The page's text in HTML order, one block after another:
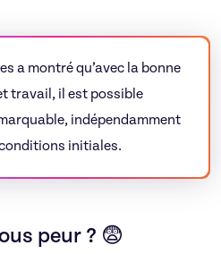
a montré qu’avec la bonne
travail, il est possible
indépendamment
initiales.
peur ? 😨